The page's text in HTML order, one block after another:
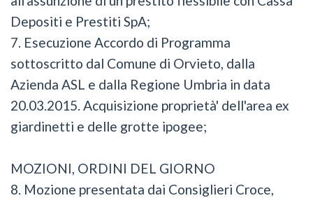
Depositi e Prestiti SpA;
7. Esecuzione Accordo di Programma
sottoscritto dal Comune di Orvieto, dalla
Azienda ASL e dalla Regione Umbria in data
20.03.2015. Acquisizione proprietà' dell'area ex
giardinetti e delle grotte ipogee;
MOZIONI, ORDINI DEL GIORNO
8. Mozione presentata dai Consiglieri Croce,